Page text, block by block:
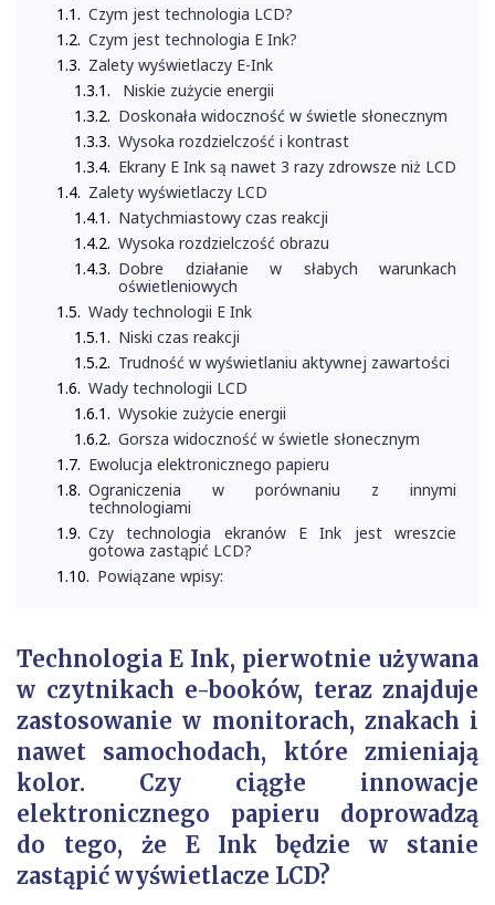
Czym jest technologia LCD?
Czym jest technologia E Ink?
Zalety wyświetlaczy E-Ink
Niskie zużycie energii
Doskonała widoczność w świetle słonecznym
Wysoka rozdzielczość i kontrast
Ekrany E Ink są nawet 3 razy zdrowsze niż LCD
Zalety wyświetlaczy LCD
Natychmiastowy czas reakcji
Wysoka rozdzielczość obrazu
Dobre działanie w słabych warunkach
oświetleniowych
Wady technologii E Ink
Niski czas reakcji
Trudność w wyświetlaniu aktywnej zawartości
Wady technologii LCD
Wysokie zużycie energii
Gorsza widoczność w świetle słonecznym
Ewolucja elektronicznego papieru
Ograniczenia w porównaniu z innymi
technologiami
Czy technologia ekranów E Ink jest wreszcie
gotowa zastąpić LCD?
Powiązane wpisy:
Technologia E Ink, pierwotnie używana
w czytnikach e-booków, teraz znajduje
zastosowanie w monitorach, znakach i
nawet samochodach, które zmieniają
kolor. Czy ciągłe innowacje
elektronicznego papieru doprowadzą
do tego, że E Ink będzie w stanie
zastąpić wyświetlacze LCD?